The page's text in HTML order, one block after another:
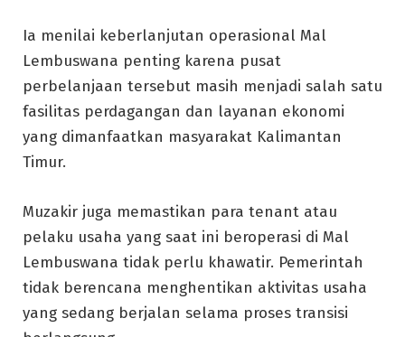
Ia menilai keberlanjutan operasional Mal
Lembuswana penting karena pusat
perbelanjaan tersebut masih menjadi salah satu
fasilitas perdagangan dan layanan ekonomi
yang dimanfaatkan masyarakat Kalimantan
Timur.
Muzakir juga memastikan para tenant atau
pelaku usaha yang saat ini beroperasi di Mal
Lembuswana tidak perlu khawatir. Pemerintah
tidak berencana menghentikan aktivitas usaha
yang sedang berjalan selama proses transisi